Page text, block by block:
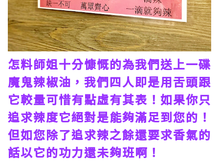
怎料師姐十分慷慨的為我們送上一碟
魔鬼辣椒油，我們四人即是用舌頭跟
它較量可惜有點虛有其表！如果你只
追求辣度它絕對是能夠滿足到您的！
但如您除了追求辣之餘還要求香氣的
話以它的功力還未夠班啊！